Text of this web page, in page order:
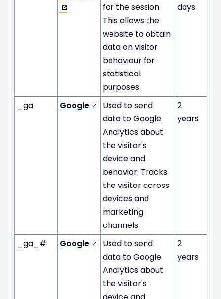
for the session.
This allows the
website to obtain
data on visitor
behaviour for
statistical
purposes.
days
_ga Google
Used to send
data to Google
Analytics about
the visitor's
device and
behavior. Tracks
the visitor across
devices and
marketing
channels.
2
years
_ga_# Google
Used to send
data to Google
Analytics about
the visitor's
2
years